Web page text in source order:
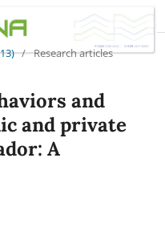
/ Research articles
and
and private
A